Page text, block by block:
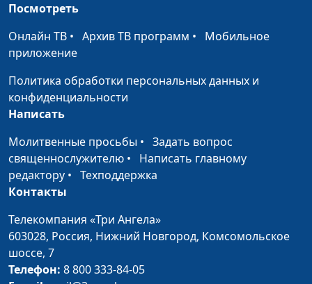
Посмотреть
Онлайн ТВ • Архив ТВ программ • Мобильное
приложение
Политика обработки персональных данных и
конфиденциальности
Написать
Молитвенные просьбы • Задать вопрос
священнослужителю • Написать главному
редактору • Техподдержка
Контакты
Телекомпания «Три Ангела»
603028, Россия, Нижний Новгород, Комсомольское
шоссе, 7
Телефон: 8 800 333-84-05